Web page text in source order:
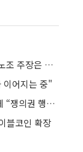
삼성전자 “평상시는 평일·주말 각각 기준…노조 주장은 법원 결정 호도”
어지는 중"
삼성전자 노조, 법원 위법쟁의 가처분 인용에 “쟁의권 행사에 제약 없어”
블코인 확장